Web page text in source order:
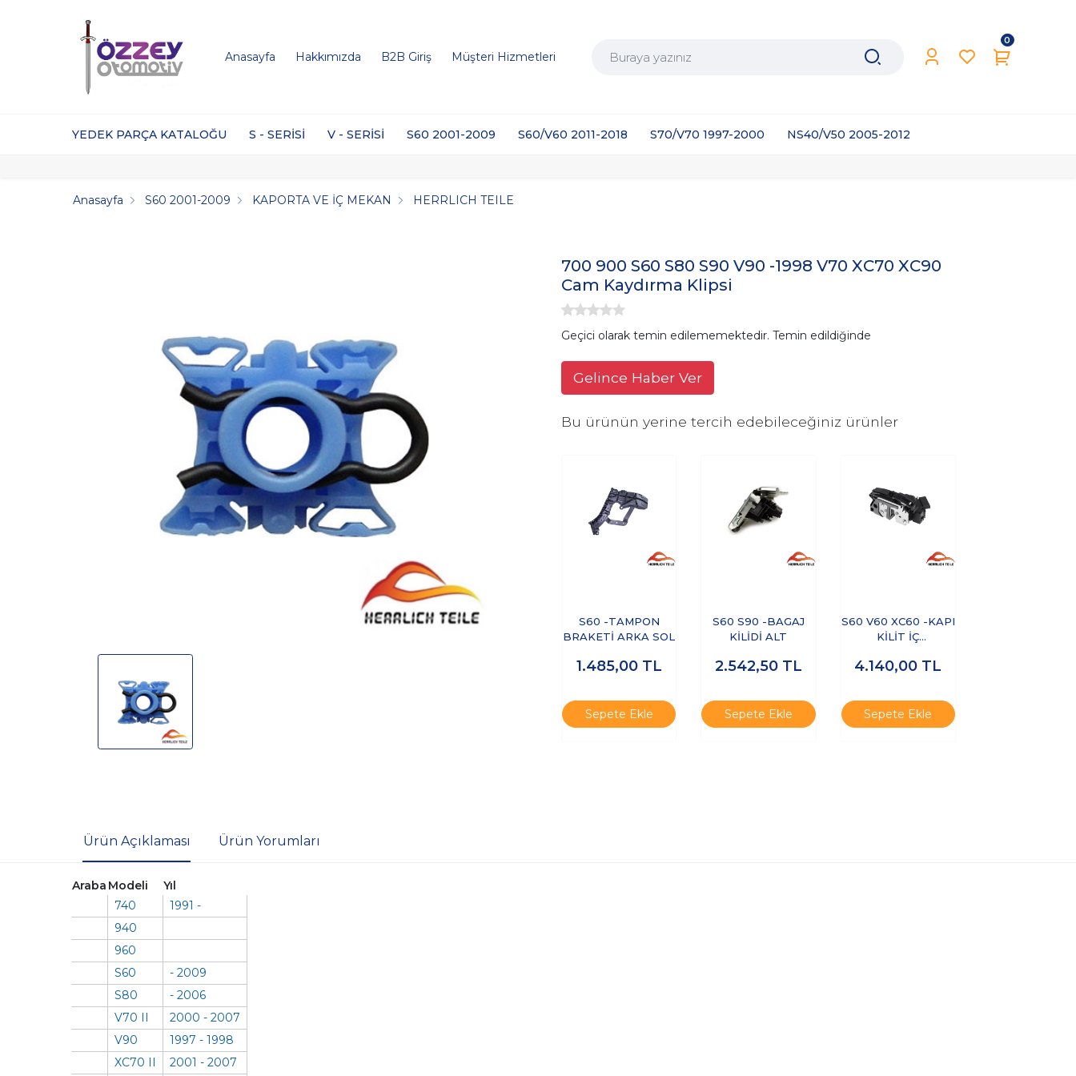
Anasayfa Hakkımızda B2B Giriş Müşteri Hizmetleri
0
YEDEK PARÇA KATALOĞU S - SERİSİ V - SERİSİ S60 2001-2009 S60/V60 2011-2018 S70/V70 1997-2000 NS40/V50 2005-2012
Anasayfa S60 2001-2009 KAPORTA VE İÇ MEKAN HERRLICH TEILE
700 900 S60 S80 S90 V90 -1998 V70 XC70 XC90
Cam Kaydırma Klipsi
Geçici olarak temin edilememektedir. Temin edildiğinde
Gelince Haber Ver
Bu ürünün yerine tercih edebileceğiniz ürünler
S60 -TAMPON
BRAKETİ ARKA SOL
1.485,00 TL
Sepete Ekle
S60 S90 -BAGAJ
KİLİDİ ALT
2.542,50 TL
Sepete Ekle
S60 V60 XC60 -KAPI
KİLİT İÇ
SAĞ
4.140,00 TL
Sepete Ekle
Ürün Açıklaması Ürün Yorumları
Araba Modeli
Yıl
740
1991 -
940
960
S60
- 2009
S80
- 2006
V70 II
2000 - 2007
V90
1997 - 1998
XC70 II
2001 - 2007